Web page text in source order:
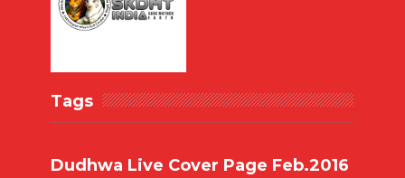
Tags
Dudhwa Live Cover Page Feb.2016